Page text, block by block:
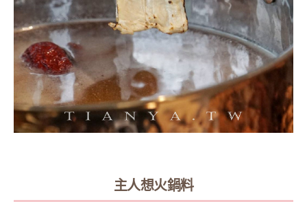
主人想火鍋料